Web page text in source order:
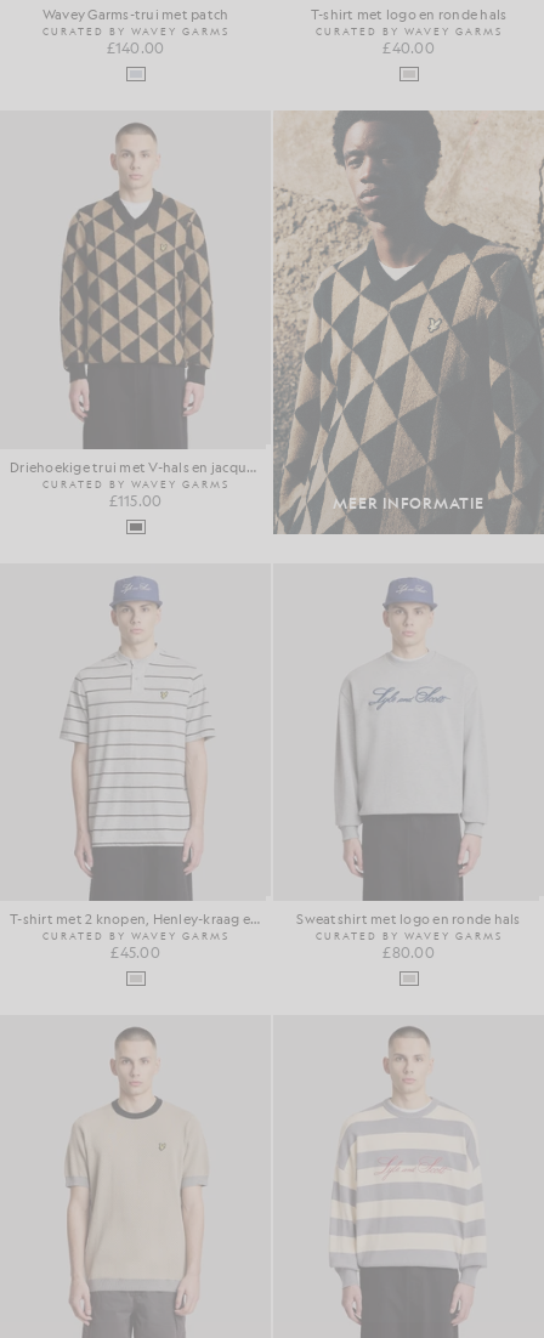
Wavey Garms-trui met patch
CURATED BY WAVEY GARMS
£140.00
T-shirt met logo en ronde hals
CURATED BY WAVEY GARMS
£40.00
Driehoekige trui met V-hals en jacquardpatroon
CURATED BY WAVEY GARMS
£115.00 MEER INFORMATIE
T-shirt met 2 knopen, Henley-kraag en strepen
CURATED BY WAVEY GARMS
£45.00
Sweatshirt met logo en ronde hals
CURATED BY WAVEY GARMS
£80.00